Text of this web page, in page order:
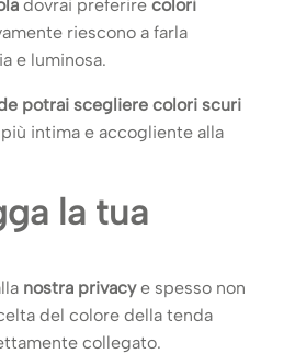
dovrai preferire colori
riescono a farla
e luminosa.
potrai scegliere colori scuri
intima e accogliente alla
la tua
nostra privacye spesso non
del colore della tenda
collegato.